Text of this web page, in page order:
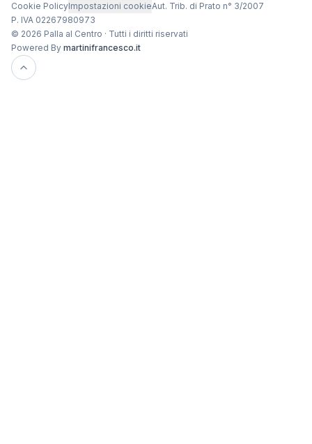
Cookie PolicyImpostazioni cookieAut. Trib. di Prato n° 3/2007
P. IVA 02267980973
© 2026 Palla al Centro · Tutti i diritti riservati
Powered By martinifrancesco.it